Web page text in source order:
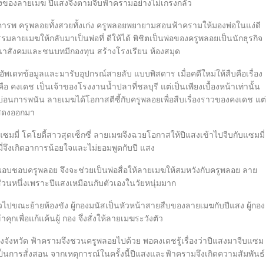
องลายเมฆ ปีแสงจึงตามจีบฟ้าครามอย่างไม่เกรงกลัว
ครูพลอยทั้งสวยทั้งเก่ง ครูพลอยพยายามสอนฟ้าครามให้มองพ่อในแง่ดี
ลายเมฆให้กลับมาเป็นพ่อที่ ดีให้ได้ พิชิตเป็นพ่อของครูพลอยเป็นนักธุรกิจ
สังคมและชนบทมีกองทุน สร้างโรงเรียน ห้องสมุด
ทข้อมูลและมารับอุปกรณ์สายลับ แบบพิสดาร เมื่อคดีใหม่ให้สืบคือเรื่อง
คงเดช เป็นเจ้าของโรงงานน้ำปลาที่ชลบุรี แต่เป็นเพียงเบื้องหน้าเท่านั้น
นการพนัน ลายเมฆได้โอกาสตีซี้กับครูพลอยเพื่อสืบเรื่องราวของคงเดช แต่
งออกมา
โคโยตี้สาวสุดเซ็กซี่ ลายเมฆจึงฉวยโอกาสให้ปีแสงเข้าไปจีบกับแซมมี่
เกิดอาการน้อยใจและไม่ยอมพูดกับปี แสง
บครูพลอย จึงจะช่วยเป็นพ่อสื่อให้ลายเมฆให้สมหวังกับครูพลอย ลาย
หนึ่งเพราะปีแสงเหมือนกับตัวเองในวัยหนุ่มมาก
ณะย้ายห้องขัง ผู้กองมนัสเป็นหัวหน้าสายสืบของลายเมฆกับปีแสง ผู้กอง
กเพื่อแก้แค้นผู้ กอง จึ่งสั่งให้ลายเมฆระวังตัว
หวัด ฟ้าครามจึงชวนครูพลอยไปด้วย พอคงเดชรู้เรื่องว่าปีแสงมาจีบแซม
นการสั่งสอน จากเหตุการณ์ในครั้งนี้ปีแสงและฟ้าครามจึงเกิดความสัมพันธ์